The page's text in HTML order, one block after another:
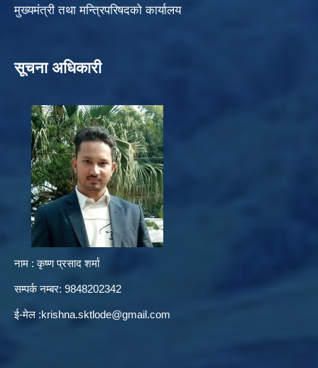
मुख्यमंत्री तथा मन्त्रिपरिषदको कार्यालय
सूचना अधिकारी
नाम : कृष्ण प्रसाद शर्मा
सम्पर्क नम्बर: 9848202342
ई-मेल :krishna.sktlode@gmail.com